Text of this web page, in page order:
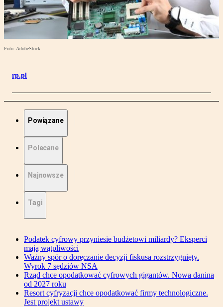
Foto: AdobeStock
rp.pl
Powiązane
Polecane
Najnowsze
Tagi
Podatek cyfrowy przyniesie budżetowi miliardy? Eksperci
mają wątpliwości
Ważny spór o doręczanie decyzji fiskusa rozstrzygnięty.
Wyrok 7 sędziów NSA
Rząd chce opodatkować cyfrowych gigantów. Nowa danina
od 2027 roku
Resort cyfryzacji chce opodatkować firmy technologiczne.
Jest projekt ustawy